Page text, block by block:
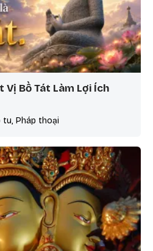
Vị Bồ Tát Làm Lợi Ích
tu, Pháp thoại